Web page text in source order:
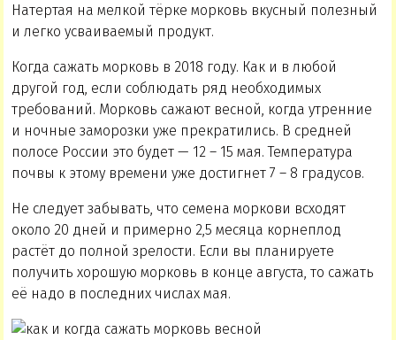
Натертая на мелкой тёрке морковь вкусный полезный
и легко усваиваемый продукт.
Когда сажать морковь в 2018 году. Как и в любой
другой год, если соблюдать ряд необходимых
требований. Морковь сажают весной, когда утренние
и ночные заморозки уже прекратились. В средней
полосе России это будет — 12 – 15 мая. Температура
почвы к этому времени уже достигнет 7 – 8 градусов.
Не следует забывать, что семена моркови всходят
около 20 дней и примерно 2,5 месяца корнеплод
растёт до полной зрелости. Если вы планируете
получить хорошую морковь в конце августа, то сажать
её надо в последних числах мая.